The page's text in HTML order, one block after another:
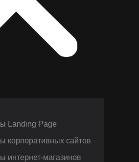
Landing Page
корпоративных сайтов
интернет-магазинов